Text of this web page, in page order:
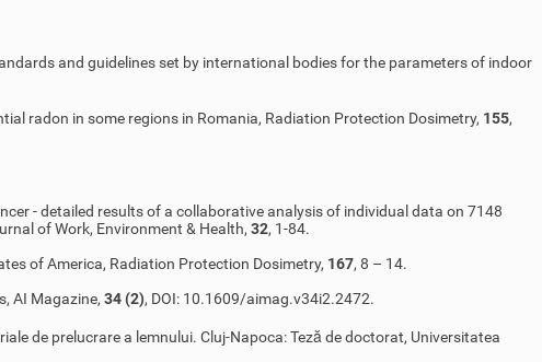
and guidelines set by international bodies for the parameters of indoor
radon in some regions in Romania, Radiation Protection Dosimetry, 155,
- detailed results of a collaborative analysis of individual data on 7148
of Work, Environment & Health, 32, 1-84.
of America, Radiation Protection Dosimetry, 167, 8 – 14.
AI Magazine, 34 (2), DOI: 10.1609/aimag.v34i2.2472.
de prelucrare a lemnului. Cluj-Napoca: Teză de doctorat, Universitatea